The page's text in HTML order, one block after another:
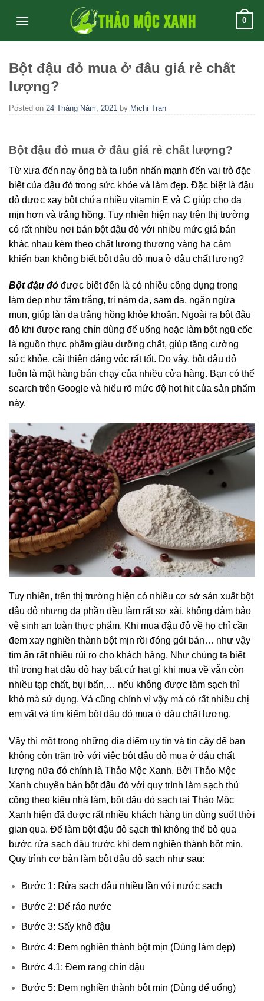
0
Bột đậu đỏ mua ở đâu giá rẻ chất
lượng?
Posted on 24 Tháng Năm, 2021 by Michi Tran
Bột đậu đỏ mua ở đâu giá rẻ chất lượng?
Từ xưa đến nay ông bà ta luôn nhấn mạnh đến vai trò đặc
biệt của đậu đỏ trong sức khỏe và làm đẹp. Đặc biệt là đậu
đỏ được xay bột chứa nhiều vitamin E và C giúp cho da
mịn hơn và trắng hồng. Tuy nhiên hiện nay trên thị trường
có rất nhiều nơi bán bột đậu đỏ với nhiều mức giá bán
khác nhau kèm theo chất lượng thượng vàng hạ cám
khiến bạn không biết bột đậu đỏ mua ở đâu chất lượng?
Bột đậu đỏ được biết đến là có nhiều công dụng trong
làm đẹp như tắm trắng, trị nám da, sạm da, ngăn ngừa
mụn, giúp làn da trắng hồng khỏe khoắn. Ngoài ra bột đậu
đỏ khi được rang chín dùng để uống hoặc làm bột ngũ cốc
là nguồn thực phẩm giàu dưỡng chất, giúp tăng cường
sức khỏe, cải thiện dáng vóc rất tốt. Do vậy, bột đậu đỏ
luôn là mặt hàng bán chạy của nhiều cửa hàng. Bạn có thể
search trên Google và hiểu rõ mức độ hot hit của sản phẩm
này.
Tuy nhiên, trên thị trường hiện có nhiều cơ sở sản xuất bột
đậu đỏ nhưng đa phần đều làm rất sơ xài, không đảm bảo
vệ sinh an toàn thực phẩm. Khi mua đậu đỏ về họ chỉ cần
đem xay nghiền thành bột mịn rồi đóng gói bán… như vậy
tìm ẩn rất nhiều rủi ro cho khách hàng. Như chúng ta biết
thì trong hạt đậu đỏ hay bất cứ hạt gì khi mua về vẫn còn
nhiều tạp chất, bụi bẩn,… nếu không được làm sạch thì
khó mà sử dụng. Và cũng chính vì vậy mà có rất nhiều chị
em vất vả tìm kiếm bột đậu đỏ mua ở đâu chất lượng.
Vậy thì một trong những địa điểm uy tín và tin cậy để bạn
không còn trăn trở với việc bột đậu đỏ mua ở đâu chất
lượng nữa đó chính là Thảo Mộc Xanh. Bởi Thảo Mộc
Xanh chuyên bán bột đậu đỏ với quy trình làm sạch thủ
công theo kiểu nhà làm, bột đậu đỏ sạch tại Thảo Mộc
Xanh hiện đã được rất nhiều khách hàng tin dùng suốt thời
gian qua. Để làm bột đậu đỏ sạch thì không thể bỏ qua
bước rửa sạch đậu trước khi đem nghiền thành bột mịn.
Quy trình cơ bản làm bột đậu đỏ sạch như sau:
Bước 1: Rửa sạch đậu nhiều lần với nước sạch
Bước 2: Để ráo nước
Bước 3: Sấy khô đậu
Bước 4: Đem nghiền thành bột mịn (Dùng làm đẹp)
Bước 4.1: Đem rang chín đậu
Bước 5: Đem nghiền thành bột mịn (Dùng để uống)